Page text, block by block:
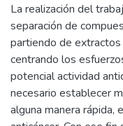
La realización del
separación de
partiendo de
centrando los
potencial actividad
necesario establecer
alguna manera rápida,